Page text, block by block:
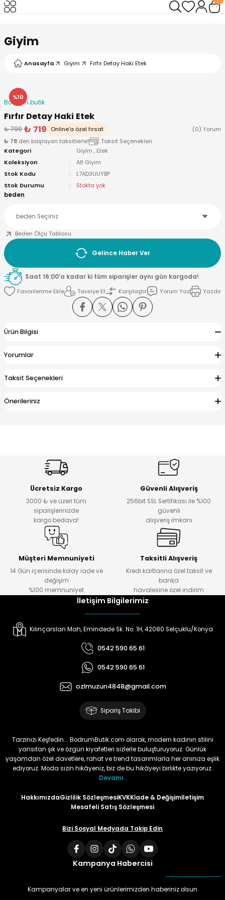
Giyim
Anasayfa Giyim Fırfır Detay Haki Etek
%10
Bodrum butik
Fırfır Detay Haki Etek
₺ 799 ₺ 719 Online'a özel fırsat
(0) Yorum
₺ 78 den başlayan taksitlerle!
Taksit Seçenekleri
Kategori
Giyim , Etek
Koleksiyon
Alt Giyim
Stok Kodu
L7AD3UUYBP
Stok Durumu
Stokta yok
beden
Beden Ölçü Tablosu
Gelince Haber Ver
Saat 16:00’a kadar ki tüm siparişler aynı gün kargoda!
Tavsiye Et
Karşılaştır Yorum Yaz Yazdır
Ürün Bilgisi
Yorumlar
Taksit Seçenekleri
Önerileriniz
Ücretsiz Kargo
3000 ₺ ve üzeri tüm
siparişlerinizde
kargo bedava!
Güvenli Alışveriş
256bit SSL Sertifikası ile %100
güvenli
alışveriş imkanı
Müşteri Memnuniyeti
14 Gün içerisinde kolay iade ve
değişim
%100 memnuniyet
Taksitli Alışveriş
Kredi kartlarına özel taksit ve
banka
havalesine özel indirim
İletişim Bilgilerimiz
Kılınçarslan Mah, Emindede Sk. No: 1H, 42080 Selçuklu/Konya
0542 590 65 61
0542 590 65 61
ozlmuzun4848@gmail.com
Sipariş Takibi
Tarzınızı Keşfedin... BodrumButik.com olarak, modern kadının stilini
yansıtan şık ve özgün kıyafetleri sizlerle buluşturuyoruz. Günlük
yaşamdan özel davetlere, rahat ve trend tasarımlarla her anınıza eşlik
ediyoruz. Moda sizin hikâyeniz, biz de bu hikâyeyi birlikte yazıyoruz.
Devamı..
HakkımızdaGizlilik SözleşmesiKVKKİade & Değişimİletişim
Mesafeli Satış Sözleşmesi
Bizi Sosyal Medyada Takip Edin
Kampanya Habercisi
Kampanyalar ve en yeni ürünlerimizden haberiniz olsun
Geri Dön
Geri Dön